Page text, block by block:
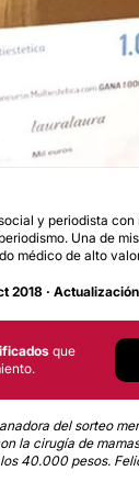
y periodista con
Una de
médico de alto
2018 ·
que
del sorteo
la cirugía de mamas
40.000 pesos.